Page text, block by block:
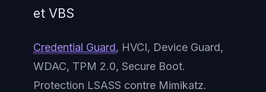
et VBS
Credential Guard, HVCI, Device Guard,
WDAC, TPM 2.0, Secure Boot.
Protection LSASS contre Mimikatz.